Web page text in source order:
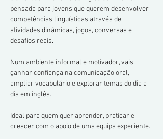
pensada para jovens que querem desenvolver
competências linguísticas através de
atividades dinâmicas, jogos, conversas e
desafios reais.
Num ambiente informal e motivador, vais
ganhar confiança na comunicação oral,
ampliar vocabulário e explorar temas do dia a
dia em inglês.
Ideal para quem quer aprender, praticar e
crescer com o apoio de uma equipa experiente.